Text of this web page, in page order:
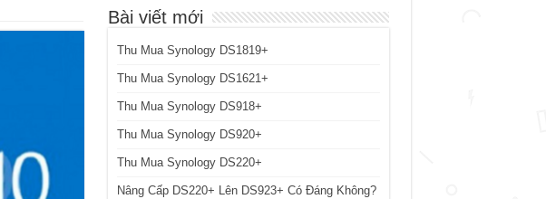
Bài viết mới
Thu Mua Synology DS1819+
Thu Mua Synology DS1621+
Thu Mua Synology DS918+
Thu Mua Synology DS920+
Thu Mua Synology DS220+
Nâng Cấp DS220+ Lên DS923+ Có Đáng Không?